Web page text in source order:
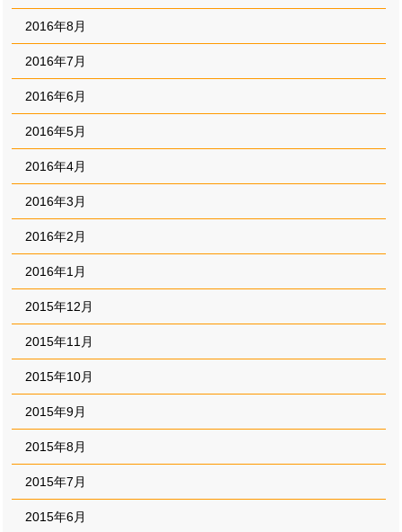
2016年8月
2016年7月
2016年6月
2016年5月
2016年4月
2016年3月
2016年2月
2016年1月
2015年12月
2015年11月
2015年10月
2015年9月
2015年8月
2015年7月
2015年6月